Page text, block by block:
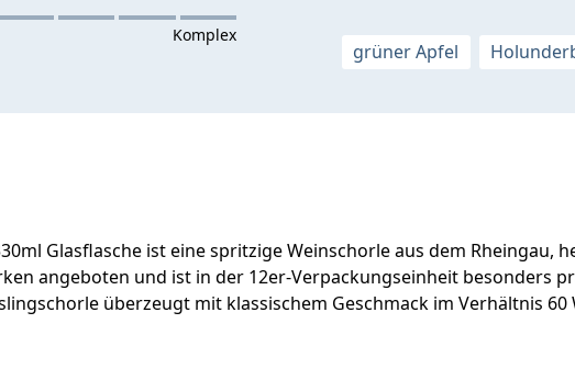
grüner Apfel
Glasflasche ist eine spritzige Weinschorle aus dem Rheingau,
angeboten und ist in der 12er-Verpackungseinheit besonders
überzeugt mit klassischem Geschmack im Verhältnis